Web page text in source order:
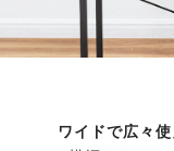
ワイドで広々